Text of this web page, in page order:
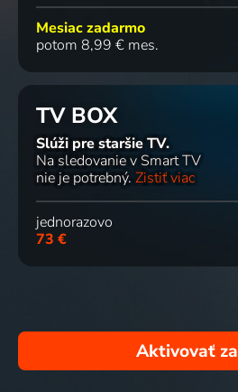
Mesiac zadarmo
potom 8,99 € mes.
TV BOX
Slúži pre staršie TV.
Na sledovanie v Smart TV
nie je potrebný. Zistiť viac
jednorazovo
73 €
Aktivovať za